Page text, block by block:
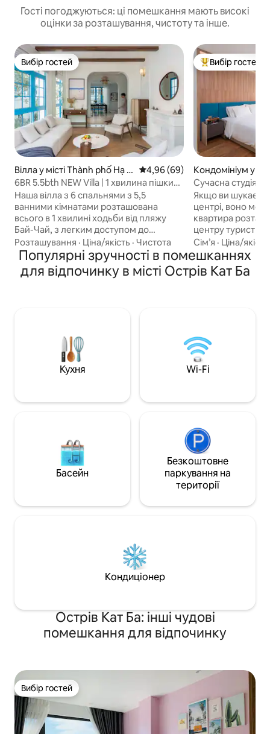
Гості погоджуються: ці помешкання мають високі
оцінки за розташування, чистоту та інше.
Вибір гостей
Вибір гостей
Вілла у місті Thành phố Hạ L
ong
Середня оцінка: 4,96 з 5,
4,96 (69)
6BR 5.5bth NEW Villa | 1 хвилина пішки
до пляжу
Наша вілла з 6 спальнями з 5,5
ванними кімнатами розташована
всього в 1 хвилині ходьби від пляжу
Бай-Чай, з легким доступом до
найпопулярніших туристичних місць
(міжнародний круїзний порт Халонг,
комплекс Sunworld Halong, нічний
ринок Халонг, нічний ринок Халонг.)
атмосферою узбережжя. Приватний
транспорт Одноденні круїзи в Халонг.
Квитки в парк розваг Sunworld.
Послуги з кейтерингу. Маршрути на
Розташування · Ціна/якість · Чистота
Топ вибір гостей
Вибір гостей
Кондомініум у
ố Hạ Long
Сучасна студія
Якщо ви
центрі, воно
квартира
центру
за 12 км від
поруч обмежена
а в спекотну
короткі
центром і
плату). Квартира
зустріну вас із
Сім’я · Ціна/якість
Популярні зручності в помешканнях
для відпочинку в місті Острів Кат Ба
Кухня Wi-Fi
Басейн
Безкоштовне
паркування на
території
Кондиціонер
Острів Кат Ба: інші чудові
помешкання для відпочинку
Вибір гостей
Вибір гостей